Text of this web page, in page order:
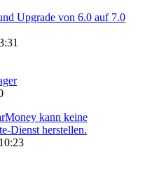
Upgrade von 6.0 auf 7.0
kann keine
Dienst herstellen.